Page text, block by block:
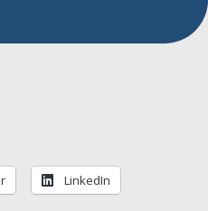
LinkedIn